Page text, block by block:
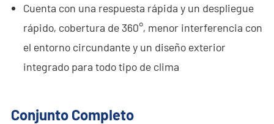
Cuenta con una respuesta rápida y un despliegue
rápido, cobertura de 360°, menor interferencia con
el entorno circundante y un diseño exterior
integrado para todo tipo de clima
Conjunto Completo